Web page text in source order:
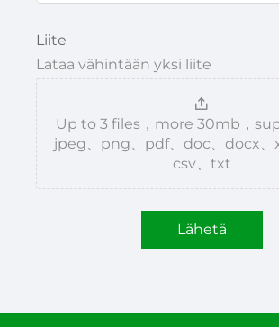
Liite
Lataa vähintään yksi liite
Up to 3 files，more 30mb，
jpeg、png、pdf、doc、docx、
csv、txt
Lähetä